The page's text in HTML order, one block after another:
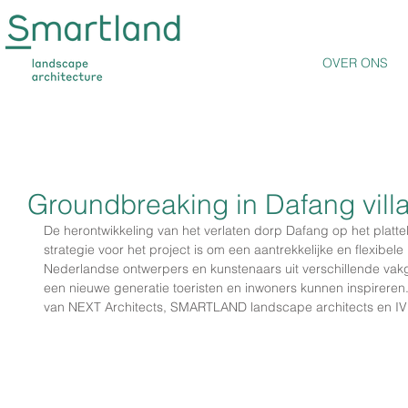
OVER ONS
Groundbreaking in Dafang
De herontwikkeling van het verlaten dorp Dafang op het
strategie voor het project is om een aantrekkelijke en
Nederlandse ontwerpers en kunstenaars uit verschillende
een nieuwe generatie toeristen en inwoners kunnen
van NEXT Architects, SMARTLAND landscape architects en